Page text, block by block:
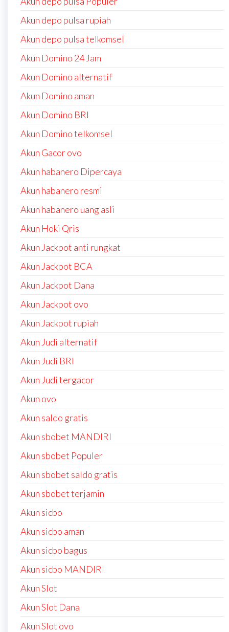
Akun depo pulsa rupiah
Akun depo pulsa telkomsel
Akun Domino 24 Jam
Akun Domino alternatif
Akun Domino aman
Akun Domino BRI
Akun Domino telkomsel
Akun Gacor ovo
Akun habanero Dipercaya
Akun habanero resmi
Akun habanero uang asli
Akun Hoki Qris
Akun Jackpot anti rungkat
Akun Jackpot BCA
Akun Jackpot Dana
Akun Jackpot ovo
Akun Jackpot rupiah
Akun Judi alternatif
Akun Judi BRI
Akun Judi tergacor
Akun ovo
Akun saldo gratis
Akun sbobet MANDIRI
Akun sbobet Populer
Akun sbobet saldo gratis
Akun sbobet terjamin
Akun sicbo
Akun sicbo aman
Akun sicbo bagus
Akun sicbo MANDIRI
Akun Slot
Akun Slot Dana
Akun Slot ovo